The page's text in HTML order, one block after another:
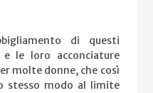
di questi
le loro acconciature
molte donne, che così
stesso modo al limite